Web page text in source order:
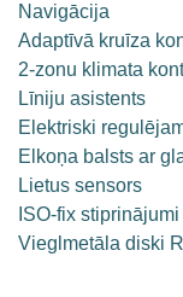
Navigācija
Adaptīvā kruīza
2-zonu klimata
Līniju asistents
Elektriski
Elkoņa balsts ar
Lietus sensors
ISO-fix stiprinājumi
Vieglmetāla diski